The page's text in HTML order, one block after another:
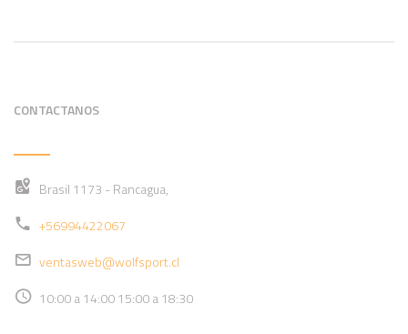
CONTACTANOS
Brasil 1173 - Rancagua,
+56994422067
ventasweb@wolfsport.cl
10:00 a 14:00 15:00 a 18:30